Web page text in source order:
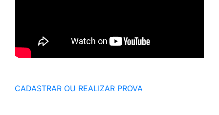
CADASTRAR OU REALIZAR PROVA